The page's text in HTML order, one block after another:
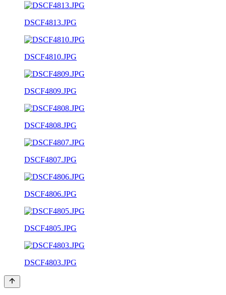
DSCF4813.JPG
DSCF4810.JPG
DSCF4809.JPG
DSCF4808.JPG
DSCF4807.JPG
DSCF4806.JPG
DSCF4805.JPG
DSCF4803.JPG